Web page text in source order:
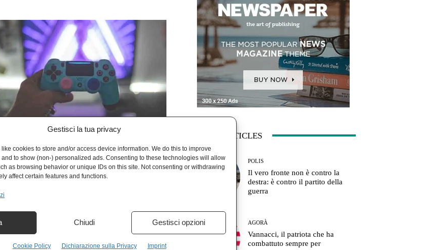
Gestisci la tua privacy
cookies to store and/or access device information. We do this to improve
to show (non-) personalized ads. Consenting to these technologies will allow
as browsing behavior or unique IDs on this site. Not consenting or withdrawing
affect certain features and functions.
Chiudi Gestisci opzioni
Cookie Policy Dichiarazione sulla Privacy Imprint
boom senza fine: i 10 videogiochi
(e non tutti per il successo)
Zerbo - 2 Ottobre 2024
LATEST ARTICLES
POLIS
Il vero fronte non è contro la
destra: è contro il partito della
guerra
AGORÀ
Vannacci, il patriota che ha
combattuto sempre per